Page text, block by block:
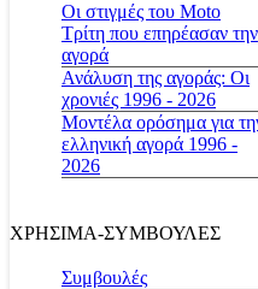
Οι στιγμές του Moto
Τρίτη που επηρέασαν την
αγορά
Ανάλυση της αγοράς: Οι
χρονιές 1996 - 2026
Μοντέλα ορόσημα για
ελληνική αγορά 1996 -
2026
ΧΡΗΣΙΜΑ-ΣΥΜΒΟΥΛΕΣ
Συμβουλές